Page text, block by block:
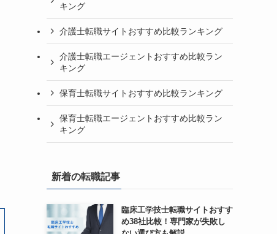
キング
介護士転職サイトおすすめ比較ランキング
介護士転職エージェントおすすめ比較ラン
キング
保育士転職サイトおすすめ比較ランキング
保育士転職エージェントおすすめ比較ラン
キング
新着の転職記事
臨床工学技士転職サイトおすす
め38社比較！専門家が失敗し